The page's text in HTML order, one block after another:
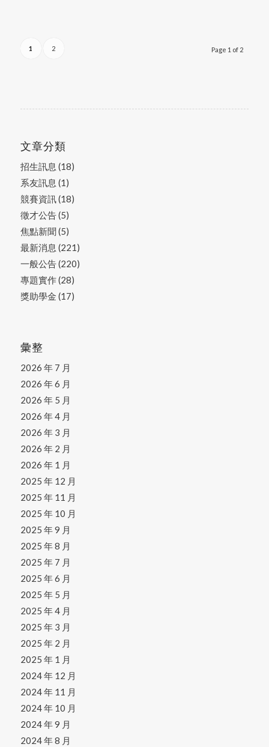
Page 1 of 2
1 2
文章分類
招生訊息 (18)
系友訊息 (1)
競賽資訊(18)
徵才公告(5)
焦點新聞(5)
最新消息 (221)
一般公告(220)
專題實作(28)
獎助學金 (17)
彙整
2026 年 7 月
2026 年 6 月
2026 年 5 月
2026 年 4 月
2026 年 3 月
2026 年 2 月
2026 年 1 月
2025 年 12 月
2025 年 11 月
2025 年 10 月
2025 年 9 月
2025 年 8 月
2025 年 7 月
2025 年 6 月
2025 年 5 月
2025 年 4 月
2025 年 3 月
2025 年 2 月
2025 年 1 月
2024 年 12 月
2024 年 11 月
2024 年 10 月
2024 年 9 月
2024 年 8 月